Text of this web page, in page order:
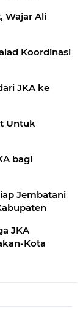
Wajar Ali
Koordinasi
JKA ke
Untuk
bagi
Jembatani
JKA
Kota